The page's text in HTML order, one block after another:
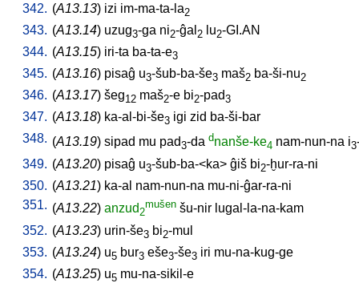
342. (A13.13) izi im-ma-ta-la2
343. (A13.14) uzug3-ga ni2-ĝal 2 lu2-GI.AN
344. (A13.15) iri-ta ba-ta-e3
345. (A13.16) pisaĝ u3-šub-ba-še3 maš2 ba-ši-nu2
346. (A13.17) šeg12 maš2-e bi2-pad3
347. (A13.18) ka-al-bi-še3 igi zid ba-ši-bar
348. (A13.19) sipad mu pad3-da dnanše-ke4 nam-nun-na i3
349. (A13.20) pisaĝ u3-šub-ba-<ka> ĝiš bi2-ḫur-ra-ni
350. (A13.21) ka-al nam-nun-na mu-ni-ĝar-ra-ni
351. (A13.22) anzud2
mušen šu-nir lugal-la-na-kam
352. (A13.23) urin-še3 bi2-mul
353. (A13.24) u5 bur3 eše3-še3 iri mu-na-kug-ge
354. (A13.25) u5 mu-na-sikil-e